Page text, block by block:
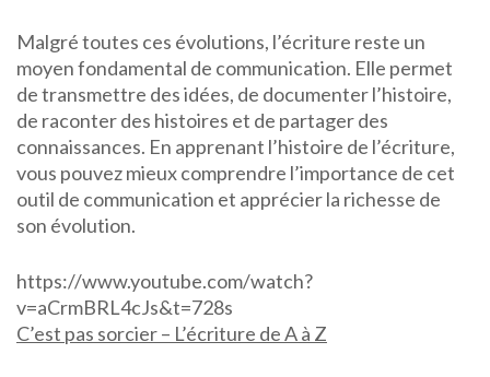
Malgré toutes ces évolutions, l’écriture reste un
moyen fondamental de communication. Elle permet
de transmettre des idées, de documenter l’histoire,
de raconter des histoires et de partager des
connaissances. En apprenant l’histoire de l’écriture,
vous pouvez mieux comprendre l’importance de cet
outil de communication et apprécier la richesse de
son évolution.
https://www.youtube.com/watch?
v=aCrmBRL4cJs&t=728s
C’est pas sorcier – L’écriture de A à Z